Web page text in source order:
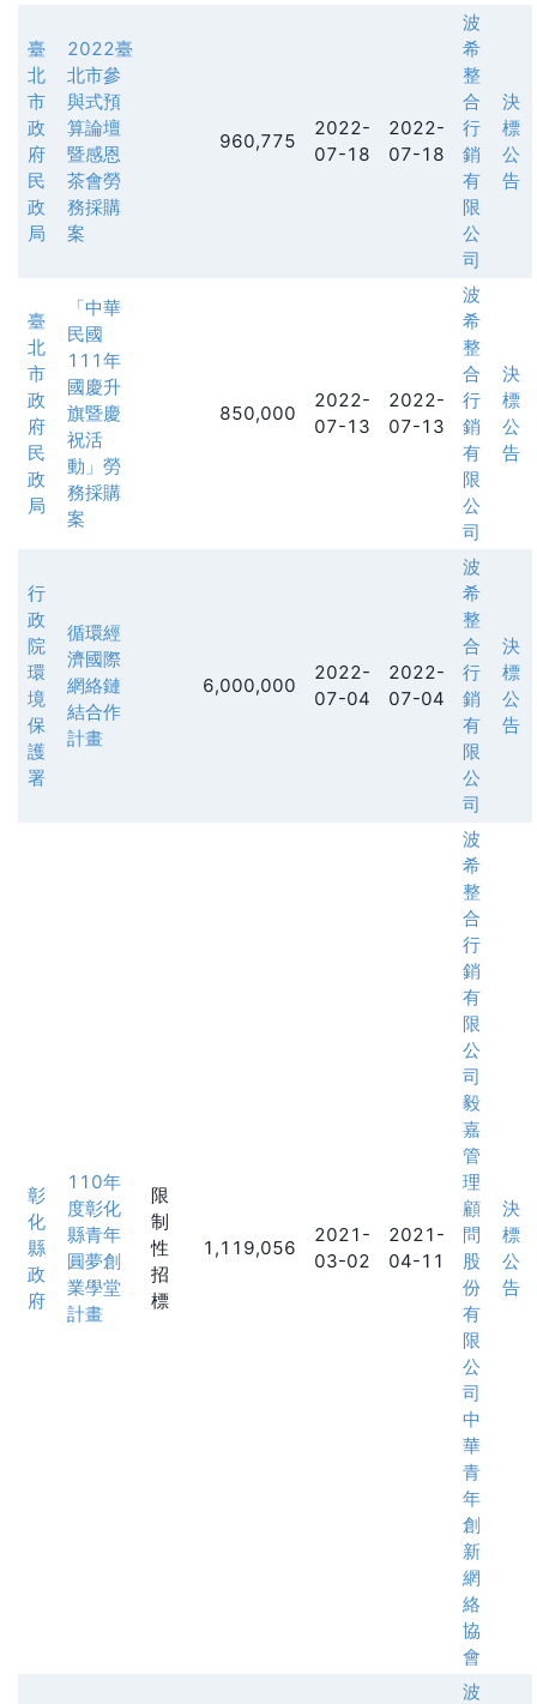
臺
北
市
政
府
民
政
局
2022臺
北市參
與式預
算論壇
暨感恩
茶會勞
務採購
案
960,775
2022-
07-18
2022-
07-18
波
希
整
合
行
銷
有
限
公
司
決
標
公
告
臺
北
市
政
府
民
政
局
「中華
民國
111年
國慶升
旗暨慶
祝活
動」勞
務採購
案
850,000
2022-
07-13
2022-
07-13
波
希
整
合
行
銷
有
限
公
司
決
標
公
告
行
政
院
環
境
保
護
署
循環經
濟國際
網絡鏈
結合作
計畫
6,000,000
2022-
07-04
2022-
07-04
波
希
整
合
行
銷
有
限
公
司
決
標
公
告
彰
化
縣
政
府
110年
度彰化
縣青年
圓夢創
業學堂
計畫
限
制
性
招
標
1,119,056
2021-
03-02
2021-
04-11
波
希
整
合
行
銷
有
限
公
司
毅
嘉
管
理
顧
問
股
份
有
限
公
司
中
華
青
年
創
新
網
絡
協
會
決
標
公
告
波